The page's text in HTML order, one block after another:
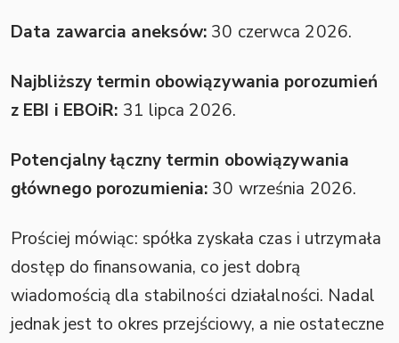
Data zawarcia aneksów: 30 czerwca 2026.
Najbliższy termin obowiązywania porozumień
z EBI i EBOiR: 31 lipca 2026.
Potencjalny łączny termin obowiązywania
głównego porozumienia: 30 września 2026.
Prościej mówiąc: spółka zyskała czas i utrzymała
dostęp do finansowania, co jest dobrą
wiadomością dla stabilności działalności. Nadal
jednak jest to okres przejściowy, a nie ostateczne